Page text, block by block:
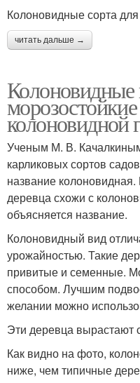
Колоновидные сорта
читать дальше →
колоновидной
Ученым М. В.
карликовых сортов
название
деревца схожи с
объясняется название.
Колоновидный вид
урожайностью. Такие
привитые и семенные.
способом. Лучшим
желании можно
Эти деревца вырастают
Как видно на фото,
ниже, чем типичные